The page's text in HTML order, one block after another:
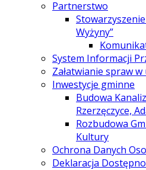
Partnerstwo
Wyżyny”
System Informacji
Załatwianie spraw
Inwestycje gminne
Budowa
Rzerzęczyce,
Rozbudowa
Kultury
Ochrona Danych
Deklaracja